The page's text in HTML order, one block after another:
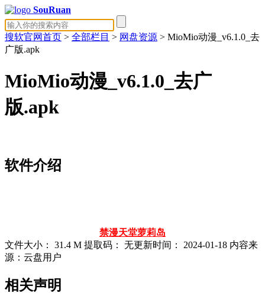
SouRuan
搜软官网首页 > 全部栏目 > 网盘资源 > MioMio动漫_v6.1.0_去
广版.apk
MioMio动漫_v6.1.0_去广
版.apk
软件介绍
禁漫天堂萝莉岛
文件大小：
31.4 M 提取码： 无更新时间： 2024-01-18 内容来
源：云盘用户
相关声明